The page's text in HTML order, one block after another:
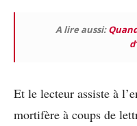
A lire aussi:
Et le lecteur assiste à
mortifère à coups de